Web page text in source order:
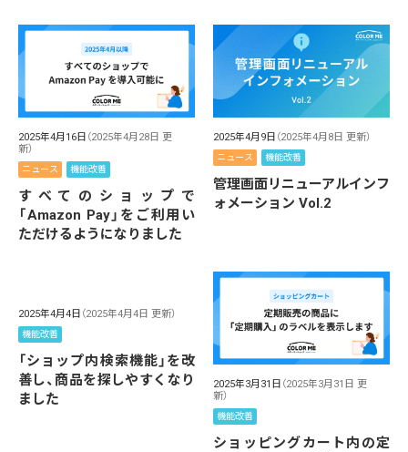
2025年4月16日 （2025年4月28日 更
新）
ニュース 機能改善
すべてのショップで
「Amazon Pay」をご利用い
ただけるようになりました
2025年4月9日 （2025年4月8日 更新）
ニュース 機能改善
管理画面リニューアルインフ
ォメーション Vol.2
2025年4月4日 （2025年4月4日 更新）
機能改善
「ショップ内検索機能」を改
善し、商品を探しやすくなり
ました
2025年3月31日 （2025年3月31日 更
新）
機能改善
ショッピングカート内の定